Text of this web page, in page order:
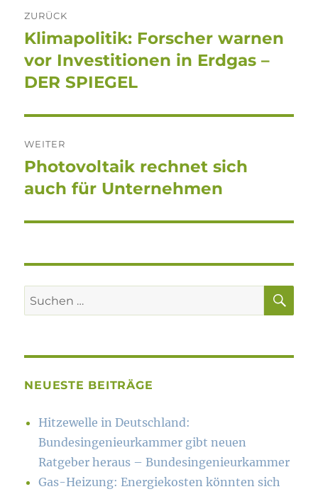
ZURÜCK
Vorheriger
Beitrag:
Klimapolitik: Forscher warnen
vor Investitionen in Erdgas –
DER SPIEGEL
WEITER
Nächster
Beitrag:
Photovoltaik rechnet sich
auch für Unternehmen
Suchen
nach:
NEUESTE BEITRÄGE
Hitzewelle in Deutschland:
Bundesingenieurkammer gibt neuen
Ratgeber heraus – Bundesingenieurkammer
Gas-Heizung: Energiekosten könn­ten sich